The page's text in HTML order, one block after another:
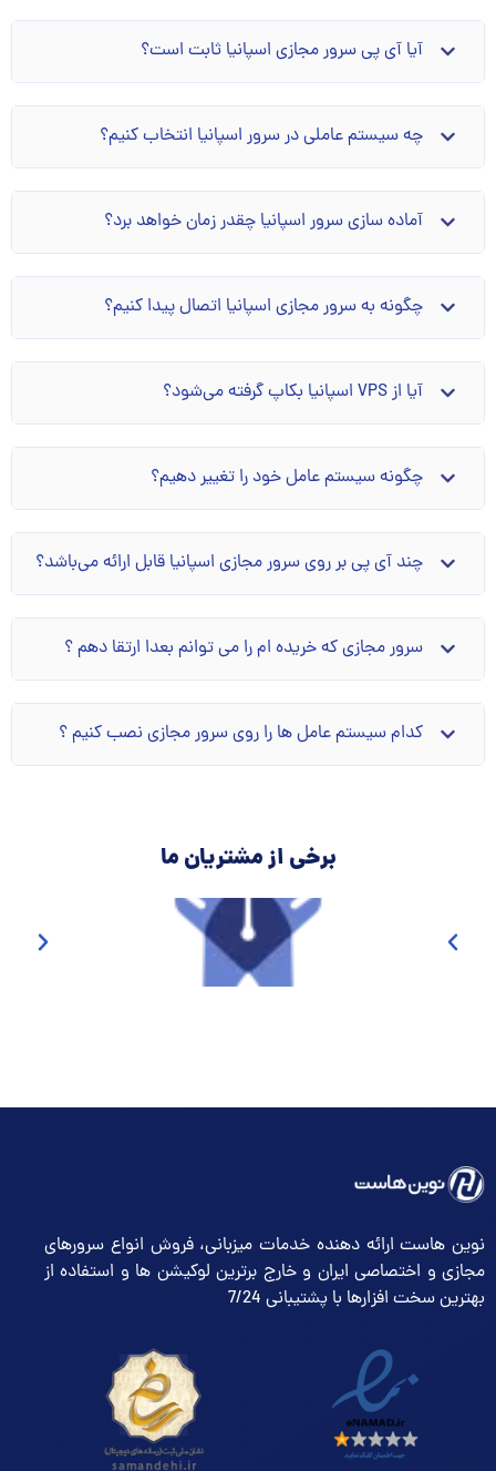
آیا آی پی سرور مجازی اسپانیا ثابت است؟
چه سیستم عاملی در سرور اسپانیا انتخاب کنیم؟
آماده سازی سرور اسپانیا چقدر زمان خواهد برد؟
چگونه به سرور مجازی اسپانیا اتصال پیدا کنیم؟
آیا از VPS اسپانیا بکاپ گرفته می‌شود؟
چگونه سیستم عامل خود را تغییر دهیم؟
چند آی پی بر روی سرور مجازی اسپانیا قابل ارائه می‌باشد؟
سرور مجازی که خریده ام را می توانم بعدا ارتقا دهم ؟
کدام سیستم عامل ها را روی سرور مجازی نصب کنیم ؟
برخی از مشتریان ما
نوین هاست ارائه دهنده خدمات میزبانی، فروش انواع سرورهای
مجازی و اختصاصی ایران و خارج برترین لوکیشن ها و استفاده از
بهترین سخت افزارها با پشتیبانی 7/24